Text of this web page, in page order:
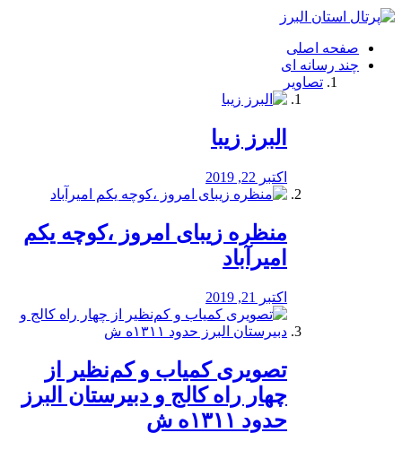
فصد
شرق
تهران
خشکشویی
صفحه اصلی
چند رسانه ای
تصاویر
البرز زیبا
اکتبر 22, 2019
منظره‌‌ زیبای امروز ،کوچه یکم
امیرآباد
اکتبر 21, 2019
️تصویری کمیاب و کم‌نظیر از
چهار راه كالج و دبيرستان البرز
حدود ۱۳۱۱ه ش